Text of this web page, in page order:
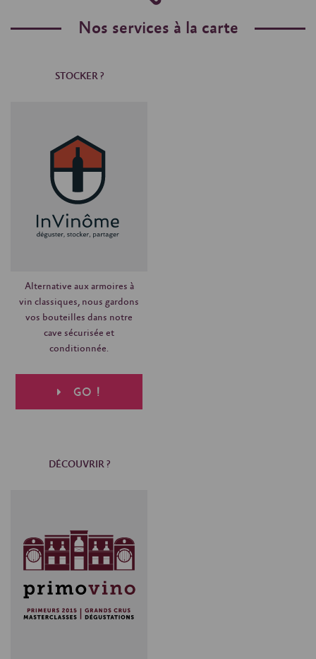
Nos services à la carte
DÉCOUVRIR ?
STOCKER ?
Alternative aux armoires à
vin classiques, nous gardons
vos bouteilles dans notre
cave sécurisée et
conditionnée.
GO !